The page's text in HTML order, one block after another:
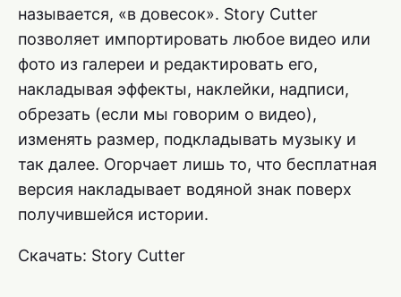
называется, «в довесок». Story Cutter
позволяет импортировать любое видео или
фото из галереи и редактировать его,
накладывая эффекты, наклейки, надписи,
обрезать (если мы говорим о видео),
изменять размер, подкладывать музыку и
так далее. Огорчает лишь то, что бесплатная
версия накладывает водяной знак поверх
получившейся истории.
Скачать: Story Cutter